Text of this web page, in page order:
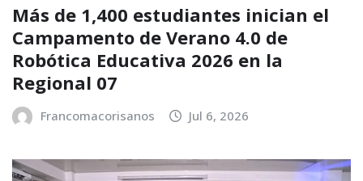
Más de 1,400 estudiantes inician el
Campamento de Verano 4.0 de
Robótica Educativa 2026 en la
Regional 07
Francomacorisanos Jul 6, 2026